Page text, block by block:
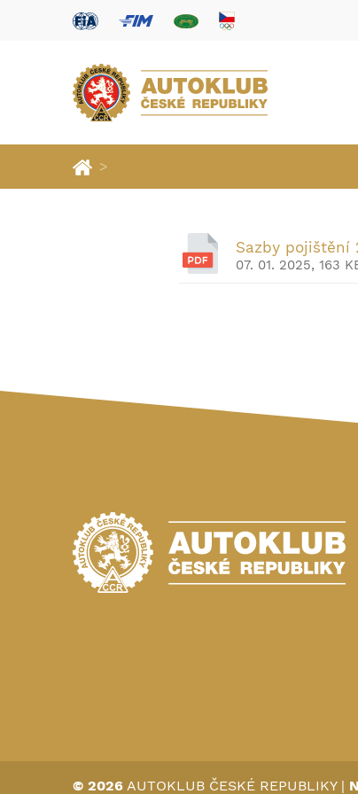
>
Sazby pojištění
07. 01. 2025, 163
© 2026 AUTOKLUB ČESKÉ REPUBLIKY|